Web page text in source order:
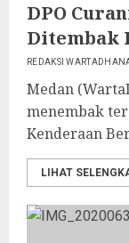
DPO
Ditembak
REDAKSI
Medan
menembak
Kenderaan
LIHAT